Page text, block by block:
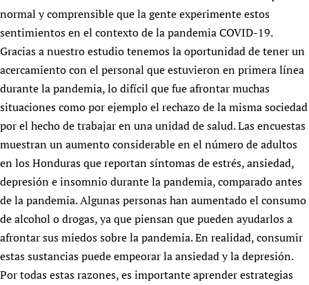
normal y comprensible que la gente experimente estos
sentimientos en el contexto de la pandemia COVID-19.
Gracias a nuestro estudio tenemos la oportunidad de tener un
acercamiento con el personal que estuvieron en primera línea
durante la pandemia, lo difícil que fue afrontar muchas
situaciones como por ejemplo el rechazo de la misma sociedad
por el hecho de trabajar en una unidad de salud. Las encuestas
muestran un aumento considerable en el número de adultos
en los Honduras que reportan síntomas de estrés, ansiedad,
depresión e insomnio durante la pandemia, comparado antes
de la pandemia. Algunas personas han aumentado el consumo
de alcohol o drogas, ya que piensan que pueden ayudarlos a
afrontar sus miedos sobre la pandemia. En realidad, consumir
estas sustancias puede empeorar la ansiedad y la depresión.
Por todas estas razones, es importante aprender estrategias